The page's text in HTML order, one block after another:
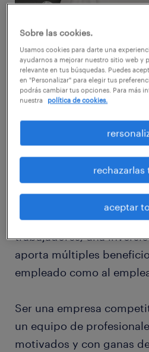
La productividad es un
indispensable para las
destacar en un mercado
más habituales para
mejoren el rendimiento
Las empresas deben
competencias y
trabajadores; una
aporta múltiples
empleado como al
Ser una empresa
un equipo de
motivados y con ganas
Sobre las cookies.
Usamos cookies para darte una
ayudarnos a mejorar nuestro sitio web y
relevante en tus búsquedas. Puedes
en "Personalizar" para elegir tus
podrás cambiar tus opciones. Para más
nuestra
política de cookies.
rechazarlas
aceptar